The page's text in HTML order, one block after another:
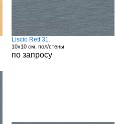
Liscio Rett 31
10x10 см, пол/стены
по запросу